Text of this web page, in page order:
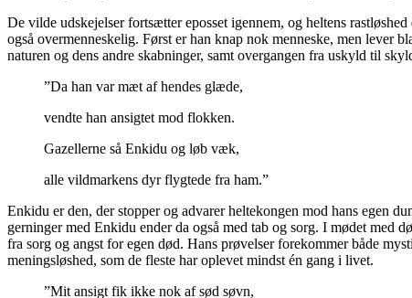
De vilde udskejelserfortsættereposset igennem, og heltens
også overmenneskelig. Først er han knap nok menneske, men lever
naturen og dens andre skabninger, samt overgangen fra uskyld til
”Da han var mæt af hendes glæde,
vendte han ansigtet mod flokken.
Gazellerne så Enkidu og løb væk,
alle vildmarkens dyr flygtede fra ham.”
Enkidu er den, derstopper og advarerheltekongen mod hans egen
gerninger med Enkidu enderda også med tab og sorg. I mødet med
fra sorg og angst for egen død. Hans prøvelser forekommer både
meningsløshed, som de fleste har oplevet mindst én gang i livet.
”Mit ansigt fik ikke nok af sød søvn,